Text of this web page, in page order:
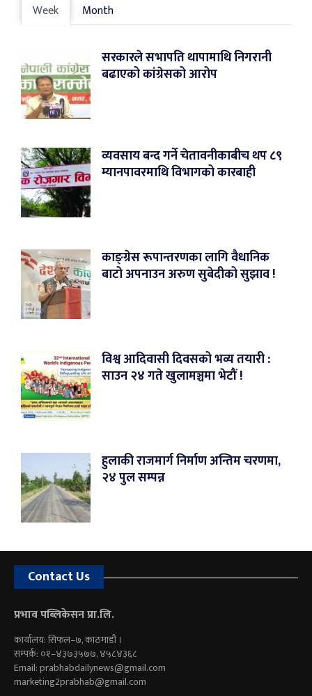
Week Month
सरकारले सभापति थापामाथि निगरानी
बढाएको कांग्रेसको आरोप
व्यवसाय बन्द गर्ने चेतावनीकाबीच थप ८९
म्यानपावरमाथि विभागको कारबाही
काङ्ग्रेस रूपान्तरणका लागि वैधानिक
बाटो अपनाउन अरुण सुबेदीको सुझाव !
विश्व आदिवासी दिवसको भव्य तयारी :
साउन २४ गते खुलामञ्चमा भेटौं !
हुलाकी राजमार्ग निर्माण अन्तिम चरणमा,
२४ पुल सम्पन्न
Contact Us
प्रभाव पब्लिकेसन प्रा.लि.
कार्यालय: सिफल–७, काठमाडौं ।
सम्पर्क: ०१–४३७३५७७, ४५८४३६८
Email:prabhabdailynews@gmail.com
marketing2prabhab@gmail.com